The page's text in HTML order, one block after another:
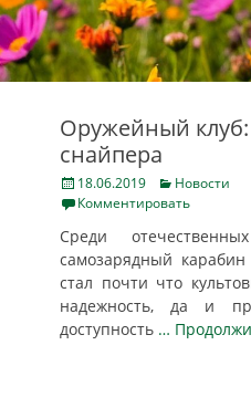
Оружейный
снайпера
Posted
on
18.06.2019 Categories
Новости
Комментировать
Среди
самозарядный
стал почти что
надежность, да и
доступность …